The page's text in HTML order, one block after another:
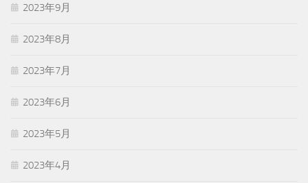
2023年9月
2023年8月
2023年7月
2023年6月
2023年5月
2023年4月